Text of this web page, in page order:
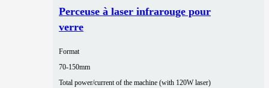
Perceuse à laser infrarouge pour
verre
Format
70-150mm
Total power/current of the machine (with 120W laser)